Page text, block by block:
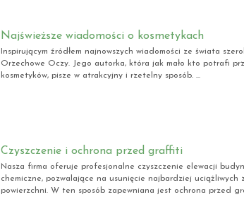
Najświeższe wiadomości o kosmetykach
Inspirującym źródłem najnowszych wiadomości ze świata
Orzechowe Oczy. Jego autorka, która jak mało kto potrafi
kosmetyków, pisze w atrakcyjny i rzetelny sposób. ...
Czyszczenie i ochrona przed graffiti
Nasza firma oferuje profesjonalne czyszczenie elewacji
chemiczne, pozwalające na usunięcie najbardziej
powierzchni. W ten sposób zapewniana jest ochrona przed